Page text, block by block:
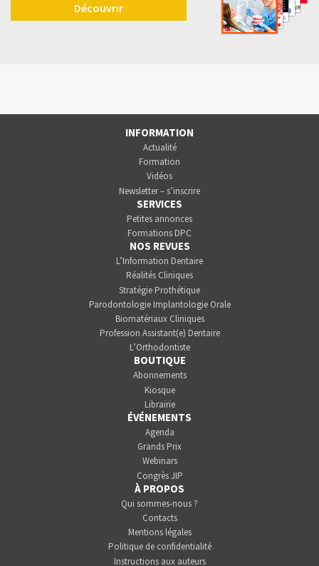
Découvrir
INFORMATION
Actualité
Formation
Vidéos
Newsletter – s’inscrire
SERVICES
Petites annonces
Formations DPC
NOS REVUES
L’Information Dentaire
Réalités Cliniques
Stratégie Prothétique
Parodontologie Implantologie Orale
Biomatériaux Cliniques
Profession Assistant(e) Dentaire
L’Orthodontiste
BOUTIQUE
Abonnements
Kiosque
Librairie
ÉVÉNEMENTS
Agenda
Grands Prix
Webinars
Congrès JIP
À PROPOS
Qui sommes-nous ?
Contacts
Mentions légales
Politique de confidentialité
Instructions aux auteurs